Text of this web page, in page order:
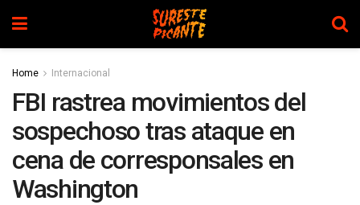
Home Internacional
FBI rastrea movimientos del
sospechoso tras ataque en
cena de corresponsales en
Washington